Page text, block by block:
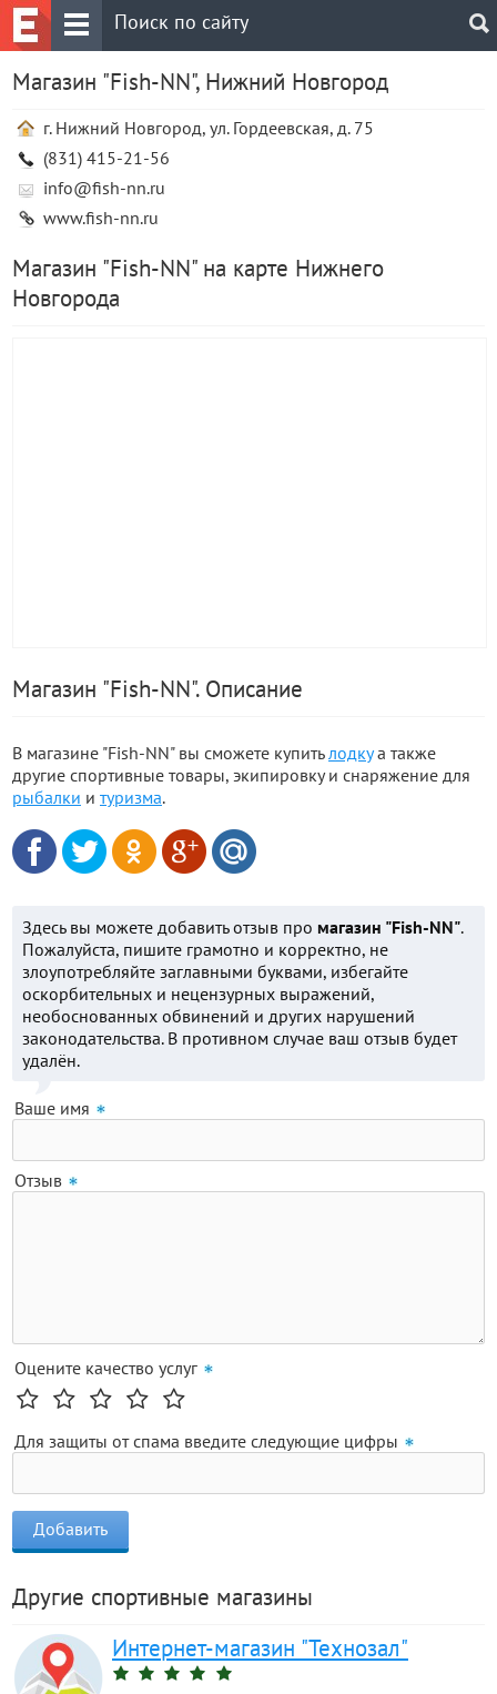
Магазин "Fish-NN", Нижний Новгород
г. Нижний Новгород, ул. Гордеевская, д. 75
(831) 415-21-56
info@fish-nn.ru
www.fish-nn.ru
Магазин "Fish-NN" на карте Нижнего
Новгорода
Магазин "Fish-NN". Описание
В магазине "Fish-NN" вы сможете купитьлодкуа также
другие спортивные товары, экипировку и снаряжение для
рыбалки и туризма.
Здесь вы можете добавить отзыв про магазин "Fish-NN".
Пожалуйста, пишите грамотно и корректно, не
злоупотребляйте заглавными буквами, избегайте
оскорбительных и нецензурных выражений,
необоснованных обвинений и других нарушений
законодательства. В противном случае ваш отзыв будет
удалён.
Ваше имя
Отзыв
Оцените качество услуг
Для защиты от спама введите следующие цифры
Другие спортивные магазины
Интернет-магазин "Технозал"